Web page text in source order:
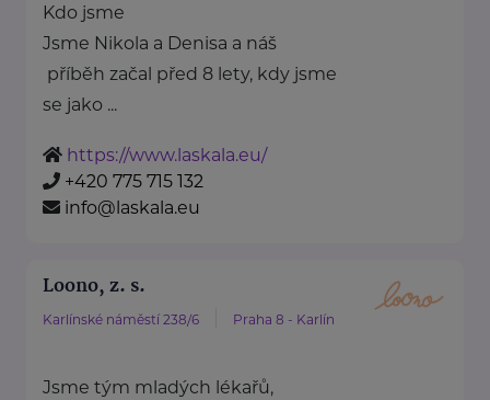
Kdo jsme
Jsme Nikola a Denisa a náš
příběh začal před 8 lety, kdy jsme
se jako ...
https://www.laskala.eu/
+420 775 715 132
info@laskala.eu
Loono, z. s.
Karlínské náměstí 238/6 Praha 8 - Karlín
Jsme tým mladých lékařů,